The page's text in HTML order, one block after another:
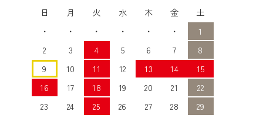
日 月 火 水 木 金
土
・
・ ・ ・ ・ ・
1
2
3 4 5 6 7
8
9
10 11 12 13 14
15
16
17 18 19 20 21
22
23
24 25 26 27 28
29